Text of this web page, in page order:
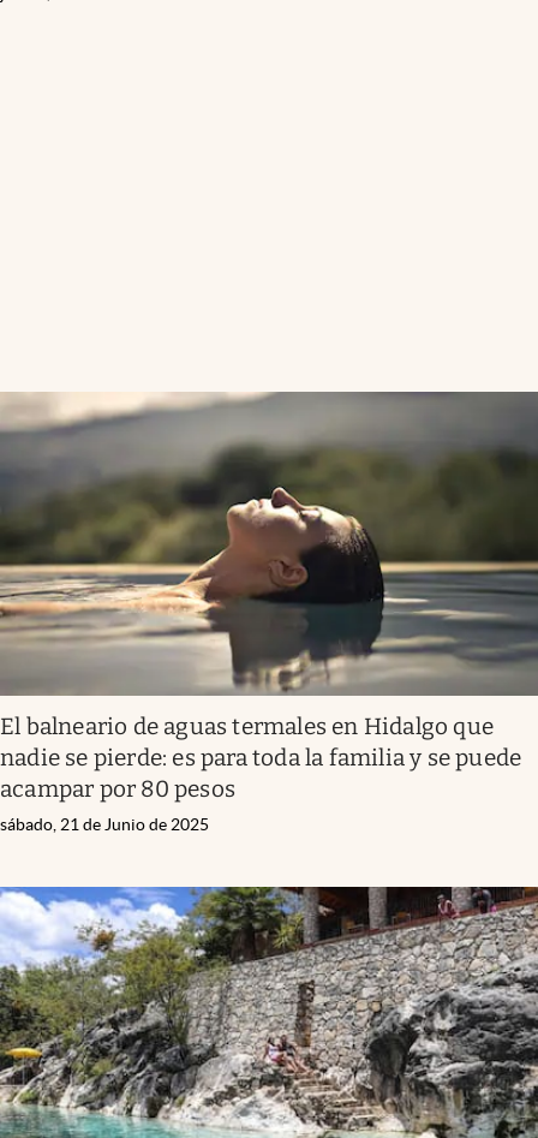
El balneario de aguas termales en Hidalgo que
nadie se pierde: es para toda la familia y se puede
acampar por 80 pesos
sábado, 21 de Junio de 2025